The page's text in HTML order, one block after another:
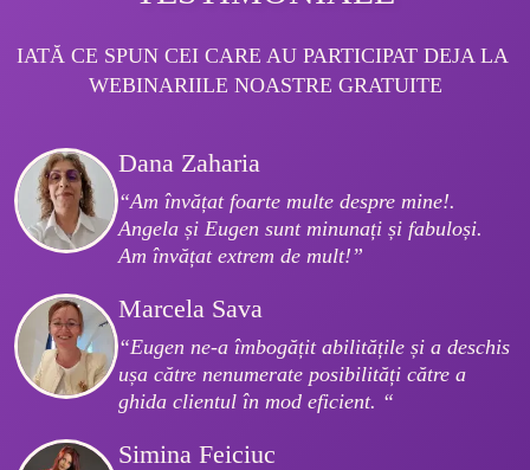
IATĂ CE SPUN CEI CARE AU PARTICIPAT DEJA LA
WEBINARIILE NOASTRE GRATUITE
Dana Zaharia
“Am învățat foarte multe despre mine!.
Angela și Eugen sunt minunați și fabuloși.
Am învățat extrem de mult!”
Marcela Sava
“Eugen ne-a îmbogățit abilitățile și a deschis
ușa către nenumerate posibilități către a
ghida clientul în mod eficient. “
Simina Feiciuc